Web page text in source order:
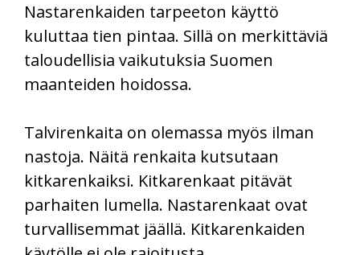
Nastarenkaiden tarpeeton käyttö
kuluttaa tien pintaa. Sillä on merkittäviä
taloudellisia vaikutuksia Suomen
maanteiden hoidossa.
Talvirenkaita on olemassa myös ilman
nastoja. Näitä renkaita kutsutaan
kitkarenkaiksi. Kitkarenkaat pitävät
parhaiten lumella. Nastarenkaat ovat
turvallisemmat jäällä. Kitkarenkaiden